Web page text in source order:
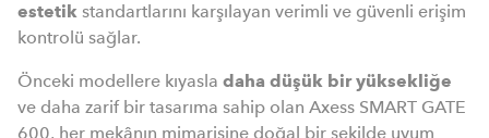
estetik standartlarını karşılayan verimli ve güvenli erişim
kontrolü sağlar.
Önceki modellere kıyasla daha düşük bir yüksekliğe
ve daha zarif bir tasarıma sahip olan Axess SMART GATE
600, her mekânın mimarisine doğal bir şekilde uyum